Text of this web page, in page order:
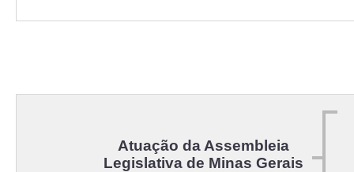
Atuação da Assembleia
Legislativa de Minas Gerais